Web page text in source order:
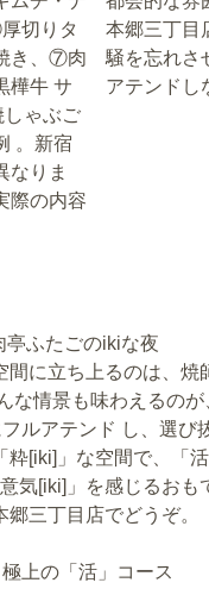
切りタ
き、⑦肉
樺牛 サ
ゃぶご
。新宿
なりま
際の内容
本郷三丁目
騒を忘れさ
アテンドし
亭ふたごのikiな夜
間に立ち上るのは、
な情景も味わえるの
ルアテンド し、選
粋[iki]」な空間で、「
気[iki]」を感じるお
三丁目店でどうぞ。
上の「活」コース